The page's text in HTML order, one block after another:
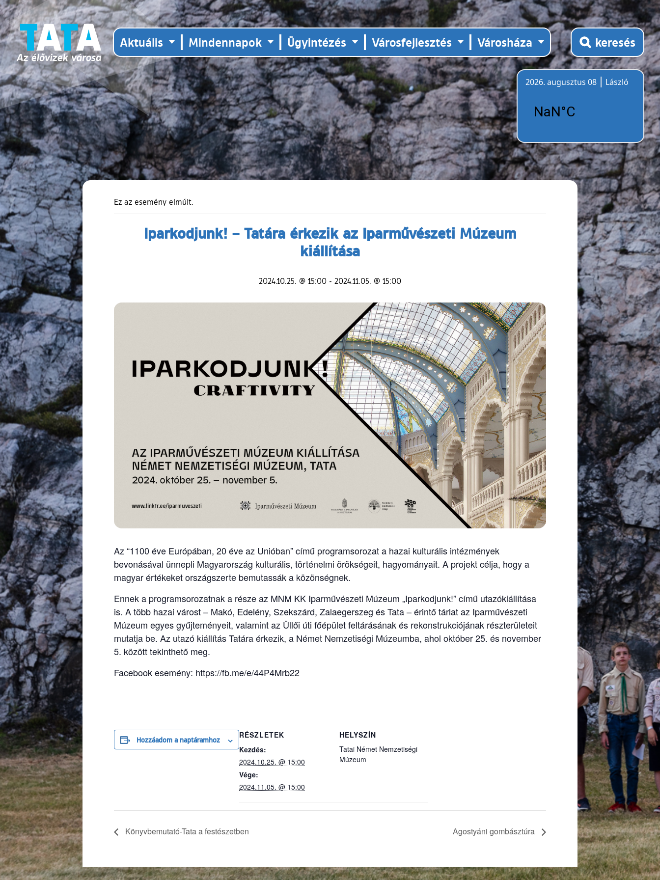
Aktuális Mindennapok Ügyintézés Városfejlesztés Városháza keresés
2026. augusztus 08
László
Ez az esemény elmúlt.
Iparkodjunk! – Tatára érkezik az Iparművészeti Múzeum
kiállítása
2024.10.25. @ 15:00 - 2024.11.05. @ 15:00
Az “1100 éve Európában, 20 éve az Unióban” című programsorozat a hazai kulturális intézmények
bevonásával ünnepli Magyarország kulturális, történelmi örökségeit, hagyományait. A projekt célja, hogy a
magyar értékeket országszerte bemutassák a közönségnek.
Ennek a programsorozatnak a része az MNM KK Iparművészeti Múzeum „Iparkodjunk!” című utazókiállítása
is. A több hazai várost – Makó, Edelény, Szekszárd, Zalaegerszeg és Tata – érintő tárlat az Iparművészeti
Múzeum egyes gyűjteményeit, valamint az Üllői úti főépület feltárásának és rekonstrukciójának részterületeit
mutatja be. Az utazó kiállítás Tatára érkezik, a Német Nemzetiségi Múzeumba, ahol október 25. és november
5. között tekinthető meg.
Facebook esemény: https://fb.me/e/44P4Mrb22
Hozzáadom a naptáramhoz
RÉSZLETEK
Kezdés:
2024.10.25. @ 15:00
Vége:
2024.11.05. @ 15:00
HELYSZÍN
Tatai Német Nemzetiségi
Múzeum
Könyvbemutató-Tata a festészetben Agostyáni gombásztúra